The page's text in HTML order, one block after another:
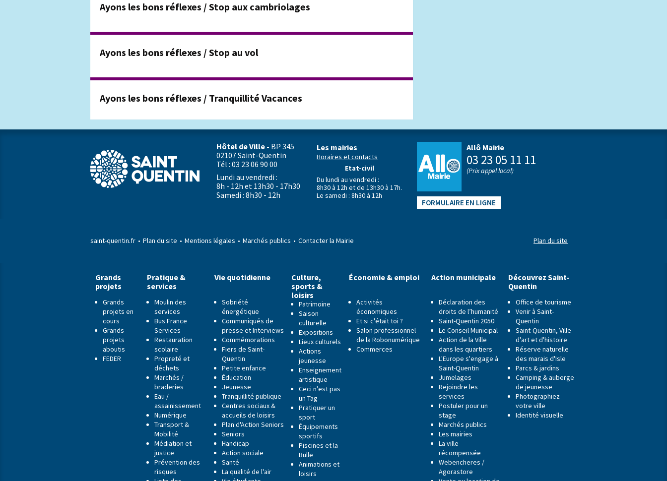
Ayons les bons réflexes / Stop aux cambriolages
Ayons les bons réflexes / Stop au vol
Ayons les bons réflexes / Tranquillité Vacances
Hôtel de Ville - BP 345
02107 Saint-Quentin
Tél : 03 23 06 90 00
Lundi au vendredi :
8h - 12h et 13h30 - 17h30
Samedi : 8h30 - 12h
Les mairies
Horaires et contacts
Etat-civil
Du lundi au vendredi :
8h30 à 12h et de 13h30 à 17h.
Le samedi : 8h30 à 12h
Allô Mairie
03 23 05 11 11
(Prix appel local)
FORMULAIRE EN LIGNE
saint-quentin.fr Plan du site Mentions légales Marchés publics Contacter la Mairie Plan du site
Grands
projets
Grands
projets en
cours
Grands
projets
aboutis
FEDER
Pratique &
services
Moulin des
services
Bus France
Services
Restauration
scolaire
Propreté et
déchets
Marchés /
braderies
Eau /
assainissement
Numérique
Transport &
Mobilité
Médiation et
justice
Prévention des
risques
Vie quotidienne
Sobriété
énergétique
Communiqués de
presse et Interviews
Commémorations
Fiers de Saint-
Quentin
Petite enfance
Éducation
Jeunesse
Tranquillité publique
Centres sociaux &
accueils de loisirs
Plan d'Action Seniors
Seniors
Handicap
Action sociale
Santé
La qualité de l'air
Culture,
sports &
loisirs
Patrimoine
Saison
culturelle
Expositions
Lieux culturels
Actions
jeunesse
Enseignement
artistique
Ceci n'est pas
un Tag
Pratiquer un
sport
Équipements
sportifs
Piscines et la
Bulle
Animations et
loisirs
Économie & emploi
Activités
économiques
Et si c'était toi ?
Salon professionnel
de la Robonumérique
Commerces
Action municipale
Déclaration des
droits de l’humanité
Saint-Quentin 2050
Le Conseil Municipal
Action de la Ville
dans les quartiers
L'Europe s'engage à
Saint-Quentin
Jumelages
Rejoindre les
services
Postuler pour un
stage
Marchés publics
Les mairies
La ville
récompensée
Webencheres /
Agorastore
Découvrez Saint-
Quentin
Office de tourisme
Venir à Saint-
Quentin
Saint-Quentin, Ville
d'art et d'histoire
Réserve naturelle
des marais d'Isle
Parcs & jardins
Camping & auberge
de jeunesse
Photographiez
votre ville
Identité visuelle